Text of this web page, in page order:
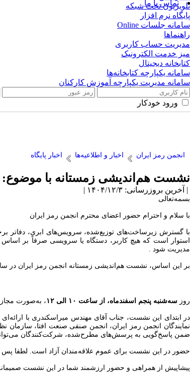
تماس با ما
تلویزیون تحت شبکه
پایگاه نرم افزار
سامانه جلسات Online
راهنماها
مدیریت حساب کاربری
میز خدمت الکترونیک
کتابخانه دیجیتال
سامانه یکپارچه کتابخانه‌ها
سامانه مدیریت یکپارچه آموزش کارکنان
ورود خودکار
انجمن رمز ایران اخبار و اطلاعیه‌ها اخبار پایگاه
نشست هم‌اندیشی زمستانه با موضوع:
| آخرین بروزرسانی: ۱۴۰۴/۱۲/۳ |
بسمه‌تعالی
با سلام و احترام حضور اعضای محترم انجمن رمز ایران
استوار است که هیچ کاربر، دستگاه یا سرویسی صرفاً بر
مدیریت شود .
بر این اساس، نشست هم‌اندیشی زمستانه انجمن رمز ایران در
روز سه‌شنبه پنجم اسفندماه، از ساعت ۱۰ الی ۱۲ ، به‌صورت
در ابتدای این نشست، جناب آقای مهندس میراسکندری با
نمایندگان انجمن رمز ایران، انجمن صنفی صنعت افتا، سازمان
ضمن پاسخ‌گویی به پرسش‌های مطرح‌شده، شرکت‌کنندگان
حضور در این نشست برای عموم علاقه‌مندان آزاد است. لطفا پس
پیشاپیش از همراهی و حضور ارزشمند شما در این نشست